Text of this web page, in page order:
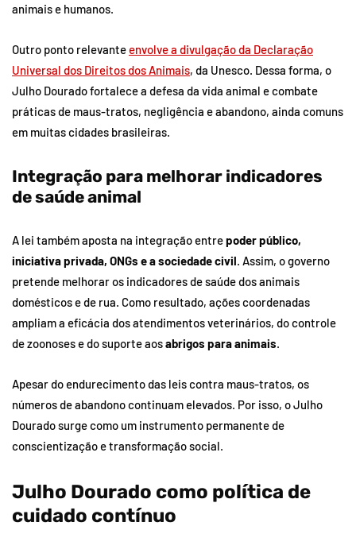
animais e humanos.
Outro ponto relevanteenvolve a divulgação da Declaração
Universal dos Direitos dos Animais, da Unesco. Dessa forma, o
Julho Dourado fortalece a defesa da vida animal e combate
práticas de maus-tratos, negligência e abandono, ainda comuns
em muitas cidades brasileiras.
Integração para melhorar indicadores
de saúde animal
A lei também aposta na integração entrepoder público,
iniciativa privada, ONGs e a sociedade civil. Assim, o governo
pretende melhorar os indicadores de saúde dos animais
domésticos e de rua. Como resultado, ações coordenadas
ampliam a eficácia dos atendimentos veterinários, do controle
de zoonoses e do suporte aosabrigos para animais.
Apesar do endurecimento das leis contra maus-tratos, os
números de abandono continuam elevados. Por isso, o Julho
Dourado surge como um instrumento permanente de
conscientização e transformação social.
Julho Dourado como política de
cuidado contínuo